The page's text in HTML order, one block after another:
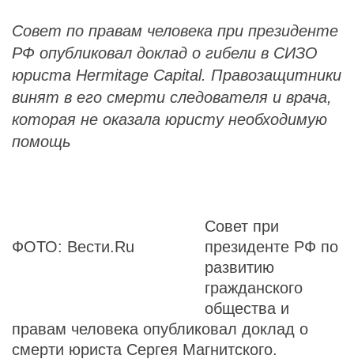
Совет по правам человека при президенте
РФ опубликовал доклад о гибели в СИЗО
юриста Hermitage Capital. Правозащитники
винят в его смерти следователя и врача,
которая не оказала юристу необходимую
помощь
ФОТО: Вести.Ru
Совет при
президенте РФ по
развитию
гражданского
общества и
правам человека опубликовал доклад о
смерти юриста Сергея Магнитского.